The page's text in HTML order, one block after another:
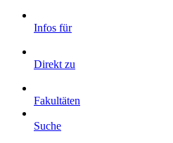
Infos für
Direkt zu
Fakultäten
Suche